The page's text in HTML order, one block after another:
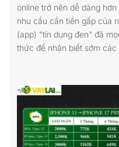
online trở nên dễ dàng
nhu cầu cần tiền gấp của
(app) "tín dụng đen" đã
thức để nhận biết sớm các